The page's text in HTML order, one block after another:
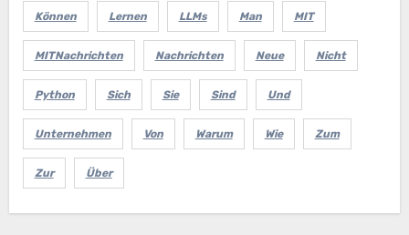
Können Lernen LLMs Man MIT
MITNachrichten Nachrichten Neue Nicht
Python Sich Sie Sind Und
Unternehmen Von Warum Wie Zum
Zur Über